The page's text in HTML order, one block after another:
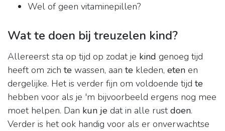
Wel of geen vitaminepillen?
Wat te doen bij treuzelen kind?
Allereerst sta op tijd op zodat je kind genoeg tijd
heeft om zich te wassen, aan te kleden, eten en
dergelijke. Het is verder fijn om voldoende tijd te
hebben voor als je 'm bijvoorbeeld ergens nog mee
moet helpen. Dan kun je dat in alle rustdoen.
Verder is het ook handig voor als er onverwachtse